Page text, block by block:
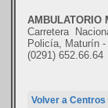
AMBULATORIO
Carretera
Policía, Maturín
(0291) 652.66.64
Volver a Centros